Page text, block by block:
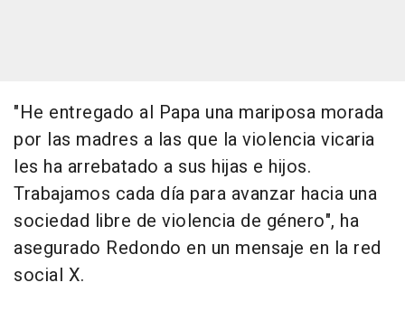
"He entregado al Papa una mariposa morada
por las madres a las que la violencia vicaria
les ha arrebatado a sus hijas e hijos.
Trabajamos cada día para avanzar hacia una
sociedad libre de violencia de género", ha
asegurado Redondo en un mensaje en la red
social X.